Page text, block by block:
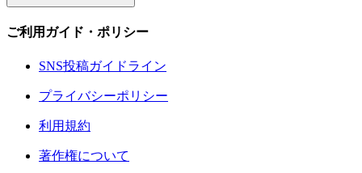
ご利用ガイド・ポリシー
SNS投稿ガイドライン
プライバシーポリシー
利用規約
著作権について